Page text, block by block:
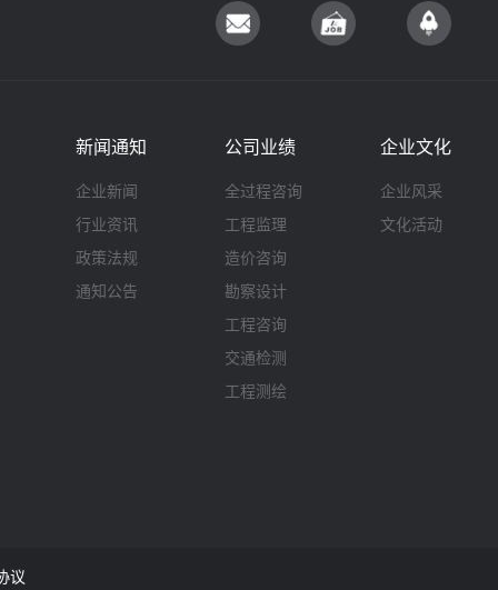
新闻通知
企业新闻
行业资讯
政策法规
通知公告
公司业绩
全过程咨询
工程监理
造价咨询
勘察设计
工程咨询
交通检测
工程测绘
企业文化
企业风采
文化活动
议